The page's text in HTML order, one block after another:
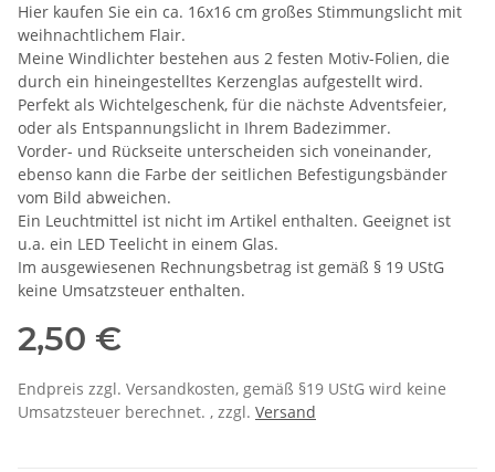
Hier kaufen Sie ein ca. 16x16 cm großes Stimmungslicht mit
weihnachtlichem Flair.
Meine Windlichter bestehen aus 2 festen Motiv-Folien, die
durch ein hineingestelltes Kerzenglas aufgestellt wird.
Perfekt als Wichtelgeschenk, für die nächste Adventsfeier,
oder als Entspannungslicht in Ihrem Badezimmer.
Vorder- und Rückseite unterscheiden sich voneinander,
ebenso kann die Farbe der seitlichen Befestigungsbänder
vom Bild abweichen.
Ein Leuchtmittel ist nicht im Artikel enthalten. Geeignet ist
u.a. ein LED Teelicht in einem Glas.
Im ausgewiesenen Rechnungsbetrag ist gemäß § 19 UStG
keine Umsatzsteuer enthalten.
2,50 €
Endpreis zzgl. Versandkosten, gemäß §19 UStG wird keine
Umsatzsteuer berechnet. , zzgl. Versand